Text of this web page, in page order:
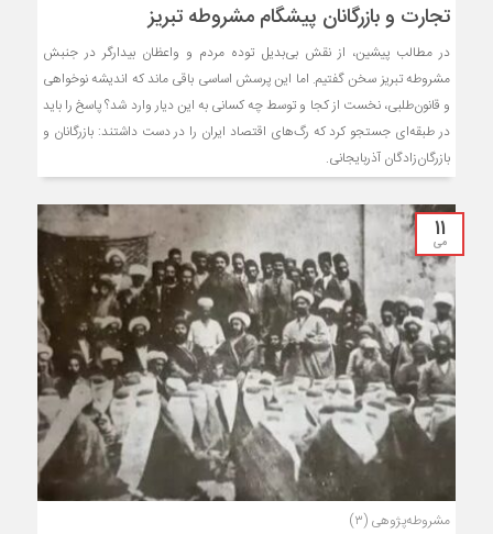
تجارت و بازرگانان پیشگام مشروطه تبریز
در مطالب پیشین، از نقش بی‌بدیل توده مردم و واعظان بیدارگر در جنبش
مشروطه تبریز سخن گفتیم. اما این پرسش اساسی باقی ماند که اندیشه نوخواهی
و قانون‌طلبی، نخست از کجا و توسط چه کسانی به این دیار وارد شد؟ پاسخ را باید
در طبقه‌ای جستجو کرد که رگ‌های اقتصاد ایران را در دست داشتند: بازرگانان و
بازرگان‌زادگان آذربایجانی.
11
می
مشروطه‌پژوهی (۳)